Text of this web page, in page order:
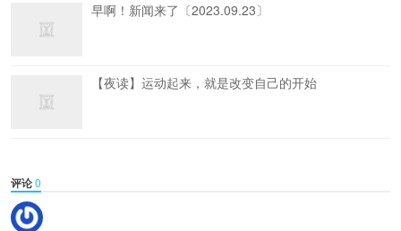
早啊！新闻来了〔2023.09.23〕
【夜读】运动起来，就是改变自己的开始
评论0